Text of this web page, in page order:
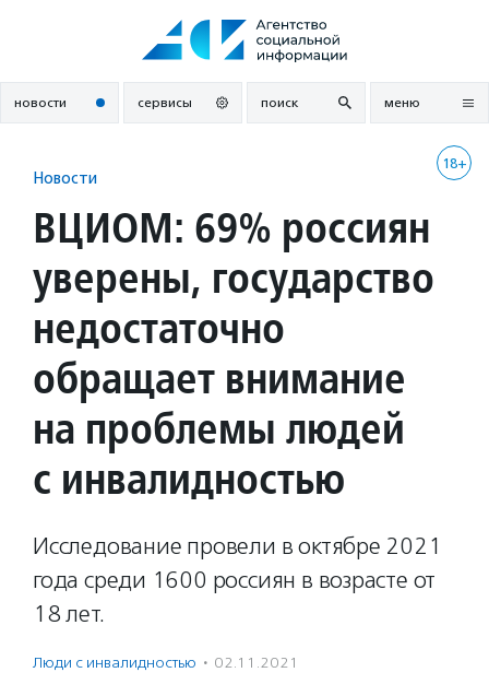
новости сервисы поиск меню
18+
Новости
ВЦИОМ: 69% россиян
уверены, государство
недостаточно
обращает внимание
на проблемы людей
с инвалидностью
Исследование провели в октябре 2021
года среди 1600 россиян в возрасте от
18 лет.
Люди с инвалидностью · 02.11.2021